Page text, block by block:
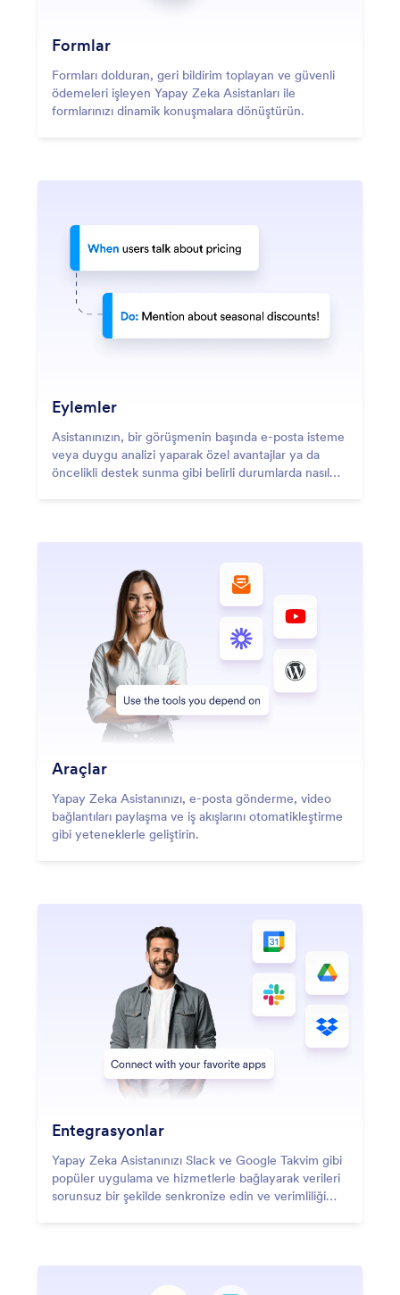
Formlar
Formları dolduran, geri bildirim toplayan ve güvenli
ödemeleri işleyen Yapay Zeka Asistanları ile
formlarınızı dinamik konuşmalara dönüştürün.
Eylemler
Asistanınızın, bir görüşmenin başında e-posta isteme
veya duygu analizi yaparak özel avantajlar ya da
öncelikli destek sunma gibi belirli durumlarda nasıl
Araçlar
Yapay Zeka Asistanınızı, e-posta gönderme, video
bağlantıları paylaşma ve iş akışlarını otomatikleştirme
gibi yeteneklerle geliştirin.
Entegrasyonlar
Yapay Zeka Asistanınızı Slack ve Google Takvim gibi
popüler uygulama ve hizmetlerle bağlayarak verileri
sorunsuz bir şekilde senkronize edin ve verimliliği